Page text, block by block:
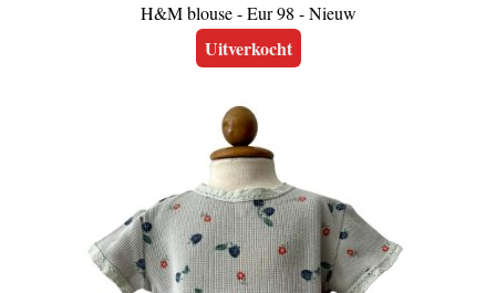
H&M blouse - Eur 98 - Nieuw
Uitverkocht